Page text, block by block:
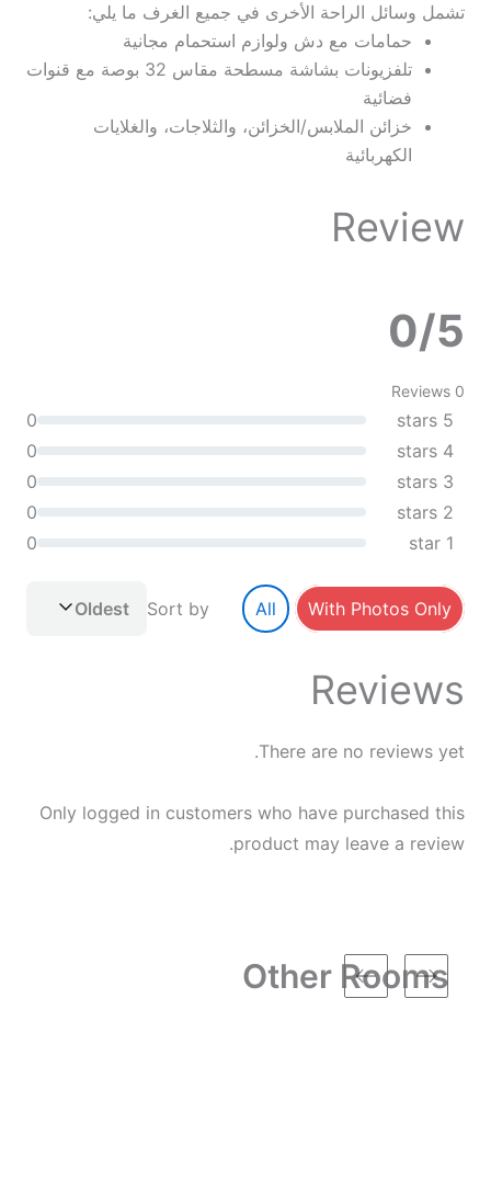
تشمل وسائل الراحة الأخرى في جميع الغرف ما يلي:
حمامات مع دش ولوازم استحمام مجانية
تلفزيونات بشاشة مسطحة مقاس 32 بوصة مع قنوات
فضائية
خزائن الملابس/الخزائن، والثلاجات، والغلايات
الكهربائية
Review
0/5
0 Reviews
5 stars
0
4 stars
0
3 stars
0
2 stars
0
1 star
0
All With Photos Only
Sort by
Oldest
Reviews
There are no reviews yet.
Only logged in customers who have purchased this
product may leave a review.
Other Rooms